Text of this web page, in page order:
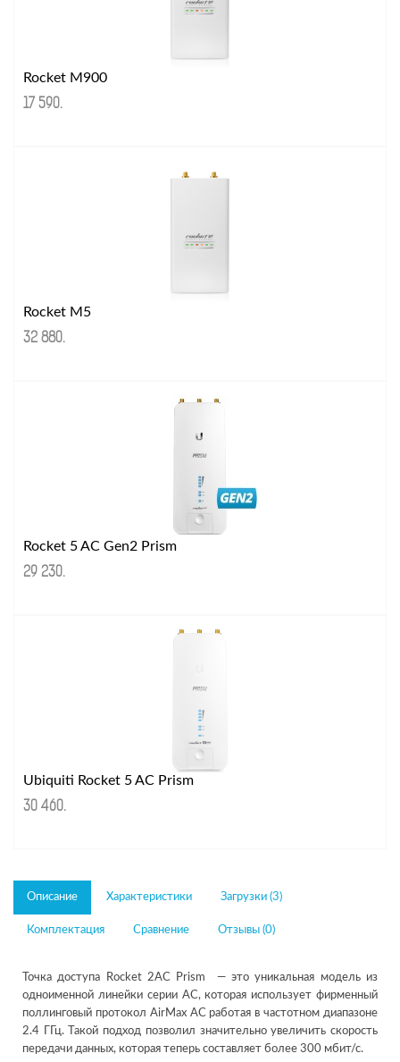
Rocket M900
17 590.
Rocket M5
32 880.
Rocket 5 AC Gen2 Prism
29 230.
Ubiquiti Rocket 5 AC Prism
30 460.
Описание Характеристики Загрузки (3)
Комплектация Сравнение Отзывы (0)
Точка доступа Rocket 2AC Prism — это уникальная модель из
одноименной линейки серии АС, которая использует фирменный
поллинговый протокол AirMax AC работая в частотном диапазоне
2.4 ГГц. Такой подход позволил значительно увеличить скорость
передачи данных, которая теперь составляет более 300 мбит/с.